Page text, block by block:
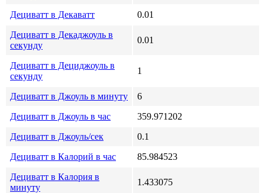
Дециватт в Декаватт
0.01
Дециватт в Декаджоуль в
секунду
0.01
Дециватт в Дециджоуль в
секунду
1
Дециватт в Джоуль в минуту
6
Дециватт в Джоуль в час
359.971202
Дециватт в Джоуль/сек
0.1
Дециватт в Калорий в час
85.984523
Дециватт в Калория в
минуту
1.433075